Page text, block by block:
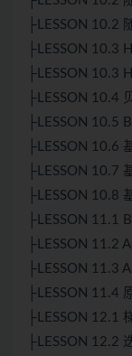
├LESSON 10.2
├LESSON 10.3
├LESSON 10.3
├LESSON 10.4
├LESSON 10.5
├LESSON 10.6
├LESSON 10.7
├LESSON 10.8
├LESSON 11.1
├LESSON 11.2
├LESSON 11.3
├LESSON 11.4
├LESSON 12.1
├LESSON 12.2